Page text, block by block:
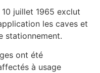
juillet 1965 exclut
les caves et
stationnement.
ont été
à usage